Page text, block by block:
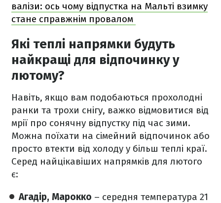
валізи: ось чому відпустка на Мальті взимку
стане справжнім провалом
Які теплі напрямки будуть
найкращі для відпочинку у
лютому?
Навіть, якщо вам подобаються прохолодні
ранки та трохи снігу, важко відмовитися від
мрії про сонячну відпустку під час зими.
Можна поїхати на сімейний відпочинок або
просто втекти від холоду у більш теплі краї.
Серед найцікавіших напрямків для лютого
є:
Агадір, Марокко – середня температура 21